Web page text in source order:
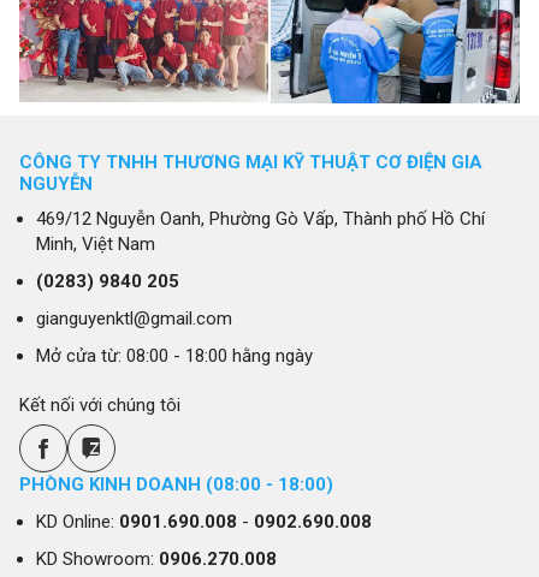
CÔNG TY TNHH THƯƠNG MẠI KỸ THUẬT CƠ ĐIỆN GIA
NGUYỄN
469/12 Nguyễn Oanh, Phường Gò Vấp, Thành phố Hồ Chí
Minh, Việt Nam
(0283) 9840 205
gianguyenktl@gmail.com
Mở cửa từ: 08:00 - 18:00 hằng ngày
Kết nối với chúng tôi
PHÒNG KINH DOANH (08:00 - 18:00)
KD Online: 0901.690.008 - 0902.690.008
KD Showroom: 0906.270.008